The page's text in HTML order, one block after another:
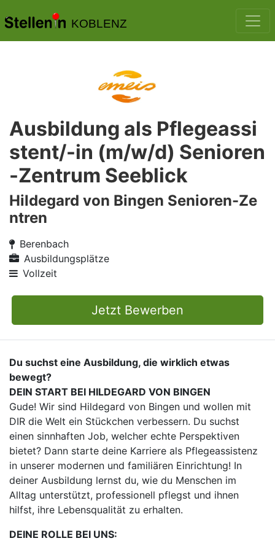
KOBLENZ
Ausbildung als Pflegeassi
stent/-in (m/w/d) Senioren
-Zentrum Seeblick
Hildegard von Bingen Senioren-Ze
ntren
Berenbach
Ausbildungsplätze
Vollzeit
Jetzt Bewerben
Du suchst eine Ausbildung, die wirklich etwas
bewegt?
DEIN START BEI HILDEGARD VON BINGEN
Gude! Wir sind Hildegard von Bingen und wollen mit
DIR die Welt ein Stückchen verbessern. Du suchst
einen sinnhaften Job, welcher echte Perspektiven
bietet? Dann starte deine Karriere als Pflegeassistenz
in unserer modernen und familiären Einrichtung! In
deiner Ausbildung lernst du, wie du Menschen im
Alltag unterstützt, professionell pflegst und ihnen
hilfst, ihre Lebensqualität zu erhalten.
DEINE ROLLE BEI UNS: